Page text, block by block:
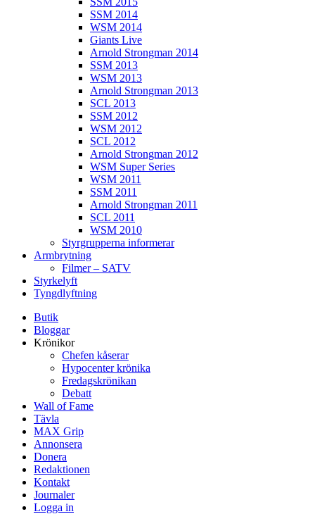
SSM 2014
WSM 2014
Giants Live
Arnold Strongman 2014
SSM 2013
WSM 2013
Arnold Strongman 2013
SCL 2013
SSM 2012
WSM 2012
SCL 2012
Arnold Strongman 2012
WSM Super Series
WSM 2011
SSM 2011
Arnold Strongman 2011
SCL 2011
WSM 2010
Styrgrupperna informerar
Armbrytning
Filmer – SATV
Styrkelyft
Tyngdlyftning
Butik
Bloggar
Krönikor
Chefen kåserar
Hypocenter krönika
Fredagskrönikan
Debatt
Wall of Fame
Tävla
MAX Grip
Annonsera
Donera
Redaktionen
Kontakt
Journaler
Logga in